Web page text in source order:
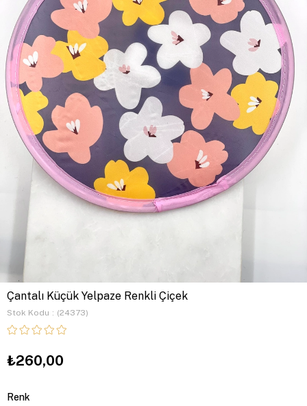
Çantalı Küçük Yelpaze Renkli Çiçek
Stok Kodu (24373)
₺260,00
Renk